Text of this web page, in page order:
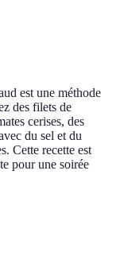
est une méthode
des filets de
cerises, des
du sel et du
Cette recette est
pour une soirée